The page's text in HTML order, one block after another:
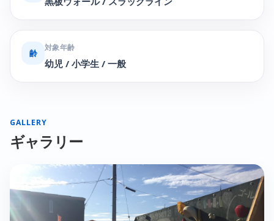
齢
対象年齢
幼児 / 小学生 / 一般
GALLERY
ギャラリー